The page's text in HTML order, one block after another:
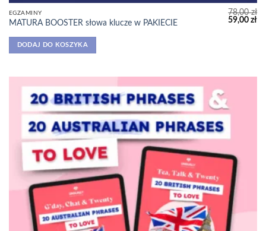
EGZAMINY
MATURA BOOSTER słowa klucze w PAKIECIE
78,00zł
Pierwotna
59,00zł
DODAJ DO KOSZYKA